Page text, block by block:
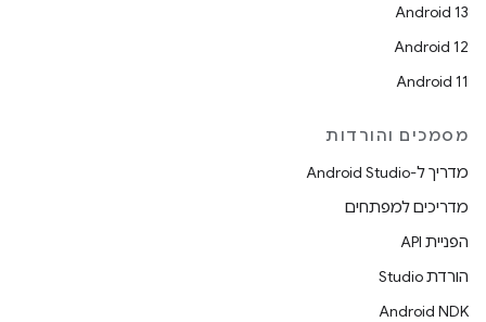
Android 13
Android 12
Android 11
מסמכים והורדות
מדריך ל-Android Studio
מדריכים למפתחים
הפניית API
הורדת Studio
Android NDK